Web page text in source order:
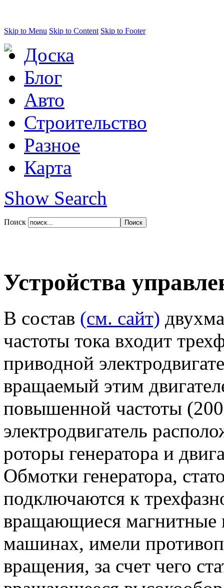
Skip to Menu Skip to Content Skip to Footer
Доска
Блог
Авто
Строительство
Разное
Карта
Show Search
Поиск
Устройства
В состав (см. сайт)
частоты тока входит
приводной
вращаемый этим
повышенной частоты
электродвигатель
роторы генератора и
Обмотки генератора,
подключаются к
вращающиеся магнитные
машинах, имели
вращения, за счет чего